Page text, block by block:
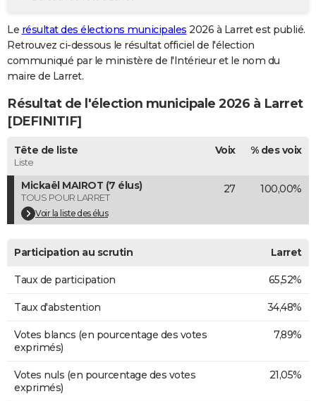
GUIDES D'ACHAT
BONS PLANS
CARTE DE VOEUX
Carte de Noël
Carte Bonne année
Carte Saint-Valentin
Carte Pâques
Carte d'anniversaire
DICTIONNAIRE
Dictionnaire
Biographies
Citations
Expressions
Proverbes
PROGRAMME TV
COPAINS D'AVANT
S'inscrire
Se connecter
Lycées
Collèges
Primaires
Universités
Entreprises
Service militaire
Avis de recherche
AVIS DE DÉCÈS
FORUM
Le résultat des élections municipales 2026 à Larret est publié.
Retrouvez ci-dessous le résultat officiel de l'élection
communiqué par le ministère de l'Intérieur et le nom du
maire de Larret.
Résultat de l'élection municipale 2026 à Larret
[DEFINITIF]
Tête de liste
Liste
Voix % des voix
Mickaël MAIROT (7 élus)
TOUS POUR LARRET
Voir la liste des élus
27 100,00%
Participation au scrutin Larret
Taux de participation 65,52%
Taux d'abstention 34,48%
Votes blancs (en pourcentage des votes
exprimés)
7,89%
Votes nuls (en pourcentage des votes
exprimés)
21,05%